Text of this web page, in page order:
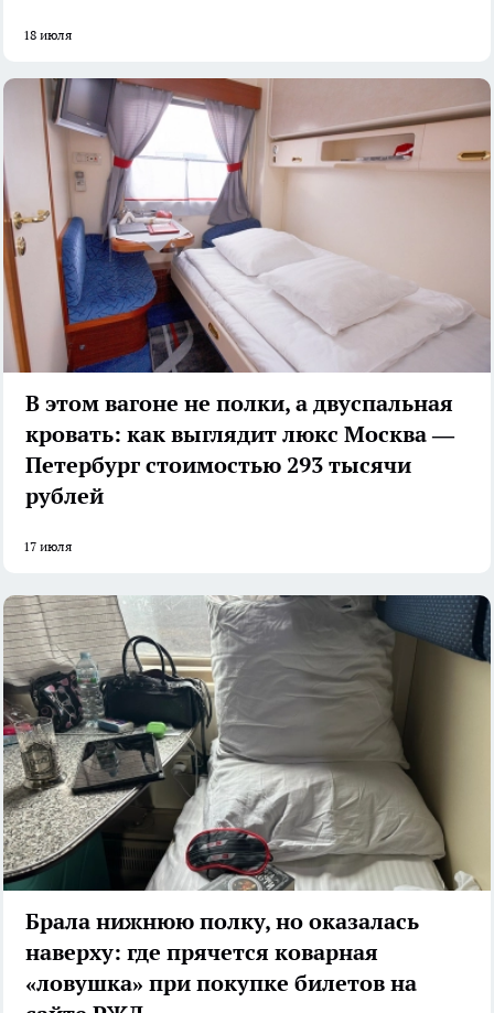
18 июля
В этом вагоне не полки, а двуспальная
кровать: как выглядит люкс Москва —
Петербург стоимостью 293 тысячи
рублей
17 июля
Брала нижнюю полку, но оказалась
наверху: где прячется коварная
«ловушка» при покупке билетов на